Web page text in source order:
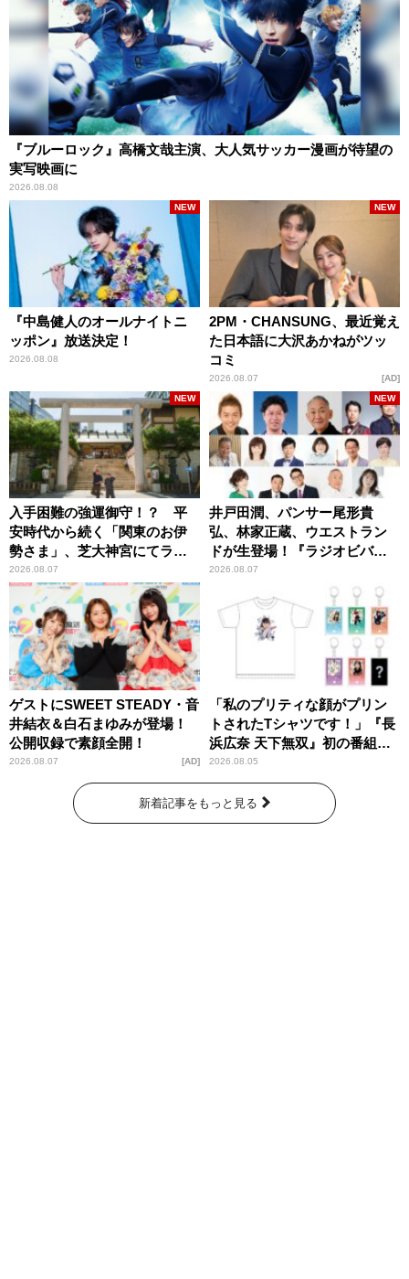
『ブルーロック』高橋文哉主演、大人気サッカー漫画が待望の
実写映画に
2026.08.08
『中島健人のオールナイトニ
ッポン』放送決定！
2026.08.08
NEW
2PM・CHANSUNG、最近覚え
た日本語に大沢あかねがツッ
コミ
2026.08.07
NEW
AD
入手困難の強運御守！？ 平
安時代から続く「関東のお伊
勢さま」、芝大神宮にてラン
パンプスが合格祈願！
2026.08.07
NEW
井戸田潤、パンサー尾形貴
弘、林家正蔵、ウエストラン
ドが生登場！『ラジオビバリ
ー昼ズ』
2026.08.07
NEW
ゲストにSWEET STEADY・音
井結衣＆白石まゆみが登場！
公開収録で素顔全開！
2026.08.07 AD
「私のプリティな顔がプリン
トされたTシャツです！」『長
浜広奈 天下無双』初の番組グ
ッズ発売
2026.08.05
新着記事をもっと見る